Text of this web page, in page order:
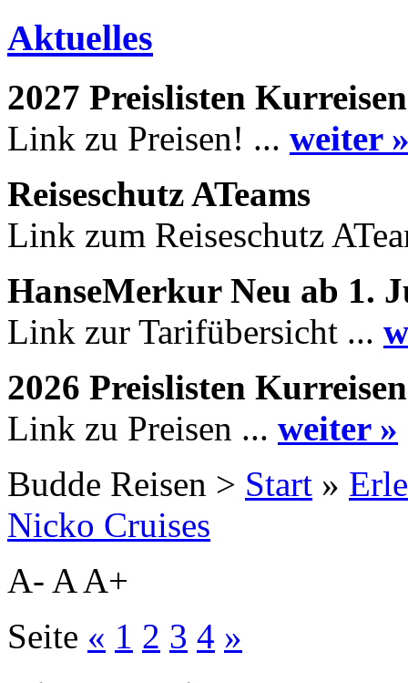
Aktuelles
2027 Preislisten Kurreisen
Link zu Preisen! ... weiter
Reiseschutz ATeams
Link zum Reiseschutz
HanseMerkur Neu ab 1.
Link zur Tarifübersicht ...
2026 Preislisten Kurreisen
Link zu Preisen ... weiter »
Budde Reisen > Start »
Nicko Cruises
A- A A+
Seite « 1 2 3 4 »